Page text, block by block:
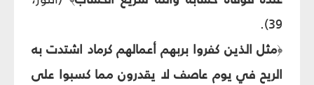
39).
﴿مثل الذين كفروا بربهم أعمالهم كرماد اشتدت به
الريح في يوم عاصف لا يقدرون مما كسبوا على